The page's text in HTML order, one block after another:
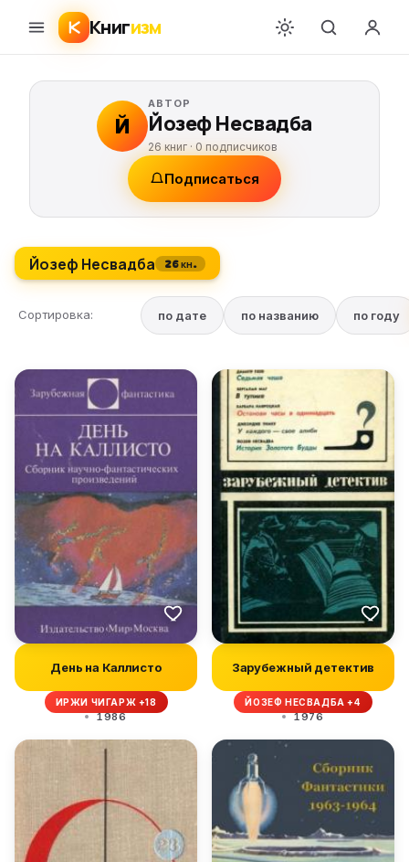
Книгизм
Й
АВТОР
Йозеф Несвадба
26 книг ·0 подписчиков
Подписаться
Йозеф Несвадба 26 кн.
Сортировка: по дате по названию по году
День на Каллисто
ИРЖИ ЧИГАРЖ +18
1986
Зарубежный детектив
ЙОЗЕФ НЕСВАДБА +4
1976